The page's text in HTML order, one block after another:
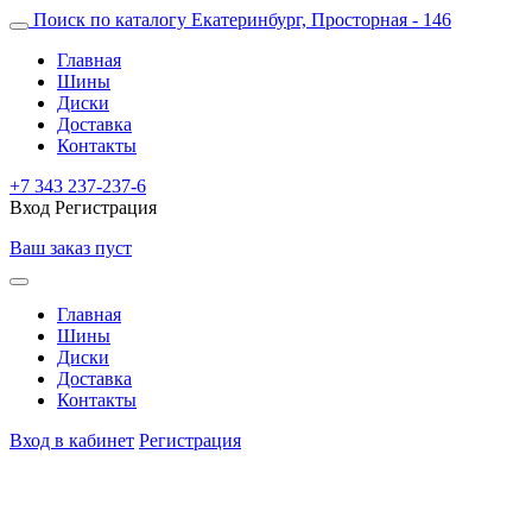
Поиск по каталогу Екатеринбург, Просторная - 146
Главная
Шины
Диски
Доставка
Контакты
+7 343 237-237-6
Вход Регистрация
Ваш заказ пуст
Главная
Шины
Диски
Доставка
Контакты
Вход в кабинет Регистрация